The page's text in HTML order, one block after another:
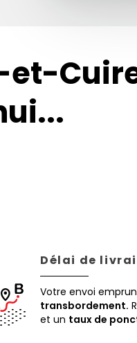
Délai de
Votre envoi
transbordement.
et un taux de